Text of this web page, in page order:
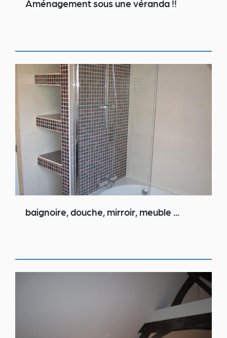
Aménagement sous une véranda !!
baignoire, douche, mirroir, meuble ...